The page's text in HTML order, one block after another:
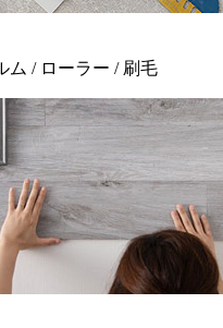
ム / ローラー / 刷毛